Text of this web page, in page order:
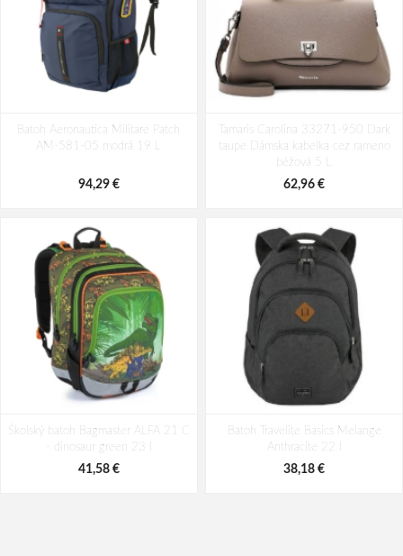
AM-580-05 modrá 22 L
Rosé 35 l
49,10 €
Batoh Aeronautica Militare Patch
AM-581-05 modrá 19 L
94,29 €
Tamaris Carolina 33271-950 Dark
taupe Dámska kabelka cez rameno
béžová 5 L
62,96 €
Školský batoh Bagmaster ALFA 21 C
- dinosaur green 23 l
41,58 €
Batoh Travelite Basics Melange
Anthracite 22 l
38,18 €